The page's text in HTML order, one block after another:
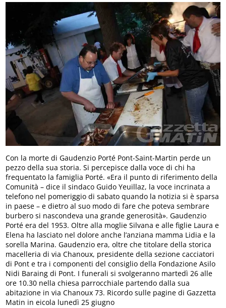
Con la morte di Gaudenzio Porté Pont-Saint-Martin perde un
pezzo della sua storia. Si percepisce dalla voce di chi ha
frequentato la famiglia Porté. «Era il punto di riferimento della
Comunità – dice il sindaco Guido Yeuillaz, la voce incrinata a
telefono nel pomeriggio di sabato quando la notizia si è sparsa
in paese – e dietro al suo modo di fare che poteva sembrare
burbero si nascondeva una grande generosità». Gaudenzio
Porté era del 1953. Oltre alla moglie Silvana e alle figlie Laura e
Elena ha lasciato nel dolore anche l’anziana mamma Lidia e la
sorella Marina. Gaudenzio era, oltre che titolare della storica
macelleria di via Chanoux, presidente della sezione cacciatori
di Pont e tra i componenti del consiglio della Fondazione Asilo
Nidi Baraing di Pont. I funerali si svolgeranno martedì 26 alle
ore 10.30 nella chiesa parrocchiale partendo dalla sua
abitazione in via Chanoux 73. Ricordo sulle pagine di Gazzetta
Matin in eicola lunedì 25 giugno